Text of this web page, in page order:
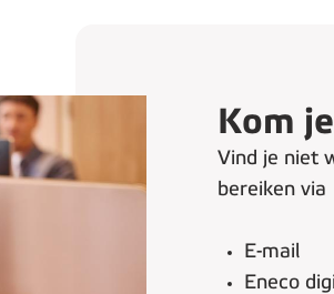
Kom
Vind je niet
bereiken via
E-mail
Eneco